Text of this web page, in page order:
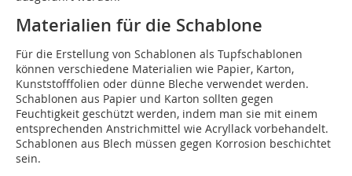
Materialien für die Schablone
Für die Erstellung von Schablonen als Tupfschablonen
können verschiedene Materialien wie Papier, Karton,
Kunststofffolien oder dünne Bleche verwendet werden.
Schablonen aus Papier und Karton sollten gegen
Feuchtigkeit geschützt werden, indem man sie mit einem
entsprechenden Anstrichmittel wie Acryllack vorbehandelt.
Schablonen aus Blech müssen gegen Korrosion beschichtet
sein.